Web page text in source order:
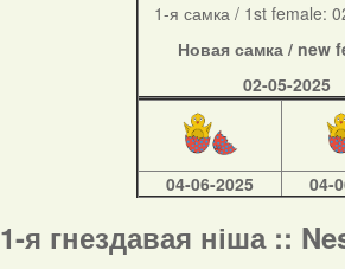
1-я самка / 1st female:
Новая самка / new
02-05-2025
04-06-2025 04-
1-я гнездавая ніша ::